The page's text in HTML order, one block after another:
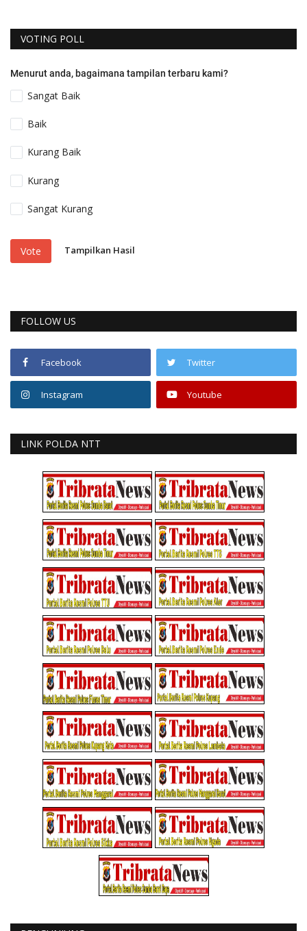
VOTING POLL
Menurut anda, bagaimana tampilan terbaru kami?
Sangat Baik
Baik
Kurang Baik
Kurang
Sangat Kurang
Vote Tampilkan Hasil
FOLLOW US
Facebook Twitter
Instagram Youtube
LINK POLDA NTT